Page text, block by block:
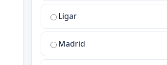
la
mejor
sala
chat
Ligar
Madrid